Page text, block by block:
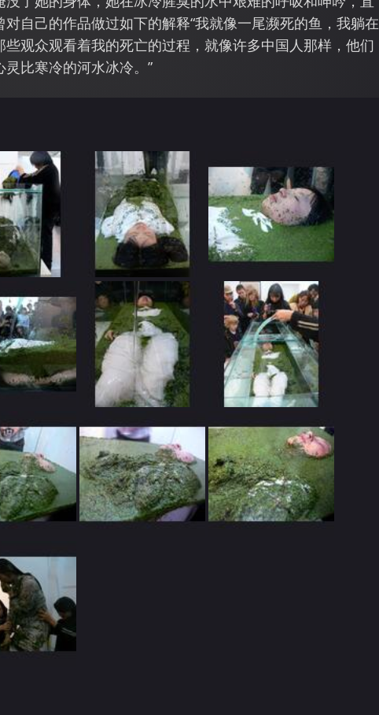
自己的作品做过如下的解释“我就像一尾濒死的鱼，我躺在
观众观看着我的死亡的过程，就像许多中国人那样，他们
比寒冷的河水冰冷。”